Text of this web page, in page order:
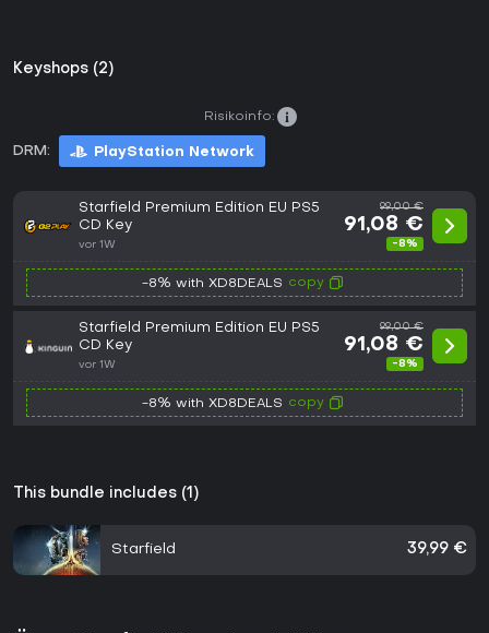
Keyshops (2)
DRM: PlayStation Network
Risikoinfo:
Starfield Premium Edition EU PS5
CD Key
vor 1W
99,00 €
91,08 €
-8%
-8% with XD8DEALS copy
Starfield Premium Edition EU PS5
CD Key
vor 1W
99,00 €
91,08 €
-8%
-8% with XD8DEALS copy
This bundle includes (1)
Starfield 39,99 €